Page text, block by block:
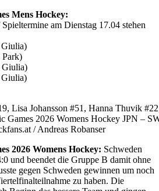
Mens Hockey:
am Dienstag 17.04 stehen
Giulia)
Giulia)
Lisa Johansson #51, Hanna Thuvik
Games 2026 Womens Hockey JPN –
/ Andreas Robanser
2026 Womens Hockey: Schweden
und beendet die Gruppe B damit ohne
gegen Schweden gewinnen um noch
zu haben. Die